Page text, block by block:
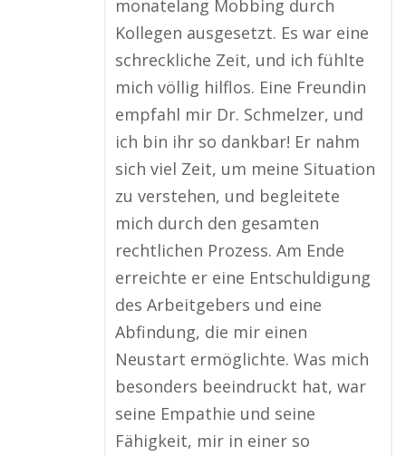
monatelang Mobbing durch
Kollegen ausgesetzt. Es war eine
schreckliche Zeit, und ich fühlte
mich völlig hilflos. Eine Freundin
empfahl mir Dr. Schmelzer, und
ich bin ihr so dankbar! Er nahm
sich viel Zeit, um meine Situation
zu verstehen, und begleitete
mich durch den gesamten
rechtlichen Prozess. Am Ende
erreichte er eine Entschuldigung
des Arbeitgebers und eine
Abfindung, die mir einen
Neustart ermöglichte. Was mich
besonders beeindruckt hat, war
seine Empathie und seine
Fähigkeit, mir in einer so